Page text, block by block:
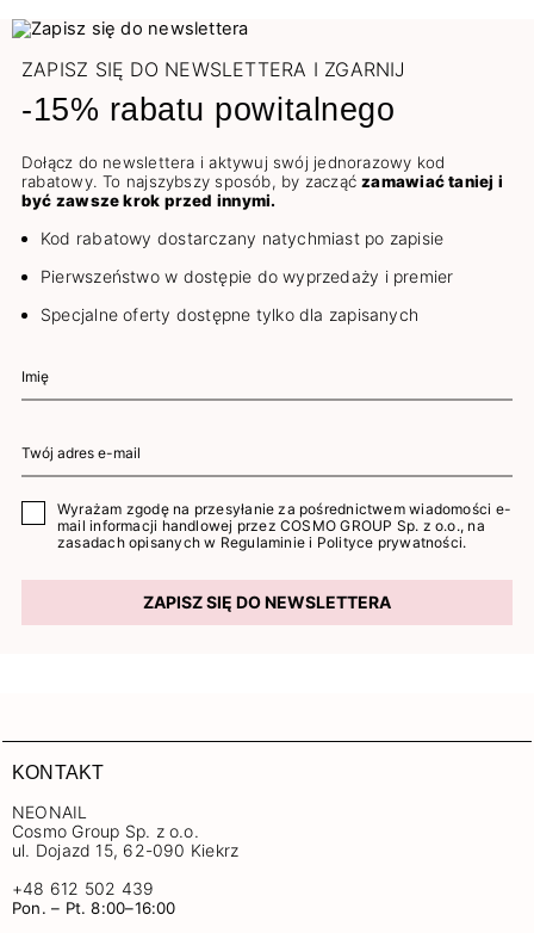
ZAPISZ SIĘ DO NEWSLETTERA I ZGARNIJ
-15% rabatu powitalnego
Dołącz do newslettera i aktywuj swój jednorazowy kod
rabatowy. To najszybszy sposób, by zacząćzamawiać taniej i
być zawsze krok przed innymi.
Kod rabatowy dostarczany natychmiast po zapisie
Pierwszeństwo w dostępie do wyprzedaży i premier
Specjalne oferty dostępne tylko dla zapisanych
Wyrażam zgodę na przesyłanie za pośrednictwem wiadomości e-
mail informacji handlowej przez COSMO GROUP Sp. z o.o., na
zasadach opisanych w Regulaminie i Polityce prywatności.
ZAPISZ SIĘ DO NEWSLETTERA
KONTAKT
NEONAIL
Cosmo Group Sp. z o.o.
ul. Dojazd 15, 62-090 Kiekrz
+48 612 502 439
Pon. – Pt. 8:00–16:00